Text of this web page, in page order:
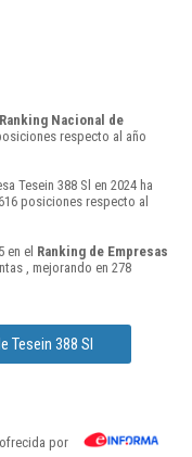
Ranking Nacional de
respecto al año
Tesein 388 Sl en 2024 ha
posiciones respecto al
en el Ranking de Empresas
, mejorando en 278
Tesein 388 Sl
por